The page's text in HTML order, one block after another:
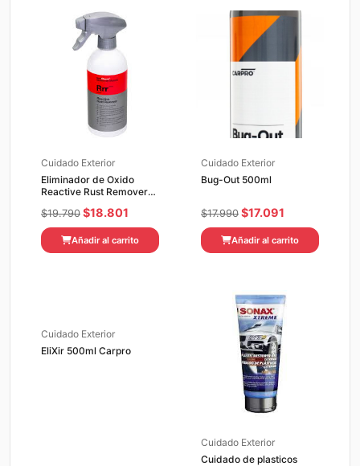
Cuidado Exterior
Eliminador de Oxido
Reactive Rust Remover
$19.790 El
precio
original
$18.801
precio
actual
Añadir al carrito
Cuidado Exterior
Bug-Out 500ml
$17.990 El
precio
original
$17.091
precio
actual
Añadir al carrito
Cuidado Exterior
EliXir 500ml Carpro
Cuidado Exterior
Cuidado de plasticos